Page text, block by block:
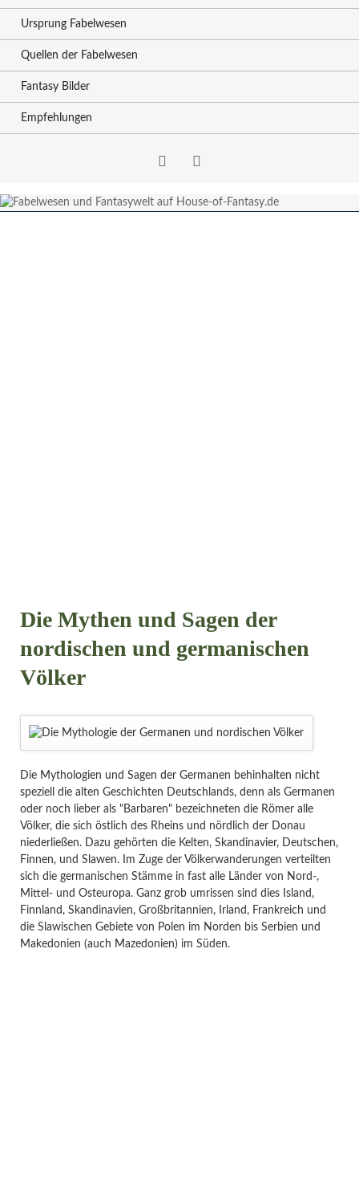
Ursprung Fabelwesen
Quellen der Fabelwesen
Fantasy Bilder
Empfehlungen
Die Mythen und Sagen der
nordischen und germanischen
Völker
Die Mythologien und Sagen der Germanen behinhalten nicht
speziell die alten Geschichten Deutschlands, denn als Germanen
oder noch lieber als "Barbaren" bezeichneten die Römer alle
Völker, die sich östlich des Rheins und nördlich der Donau
niederließen. Dazu gehörten die Kelten, Skandinavier, Deutschen,
Finnen, und Slawen. Im Zuge der Völkerwanderungen verteilten
sich die germanischen Stämme in fast alle Länder von Nord-,
Mittel- und Osteuropa. Ganz grob umrissen sind dies Island,
Finnland, Skandinavien, Großbritannien, Irland, Frankreich und
die Slawischen Gebiete von Polen im Norden bis Serbien und
Makedonien (auch Mazedonien) im Süden.